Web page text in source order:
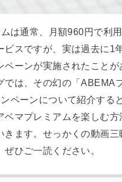
は通常、月額960円で利
ビスですが、実は過去に1
ペーンが実施されたことが
では、その幻の「ABEMA
ペーンについて紹介する
ベマプレミアムを楽しむ方
きます。せっかくの動画三
ぜひご一読ください。